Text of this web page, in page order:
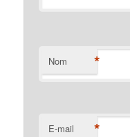
Nom *
E-mail *